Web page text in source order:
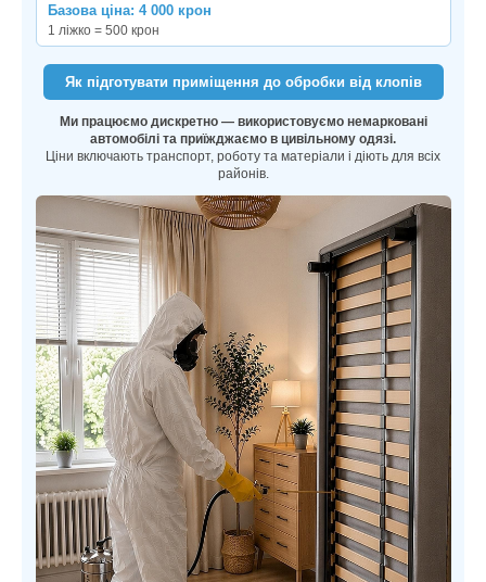
Базова ціна: 4 000 крон
1 ліжко = 500 крон
Як підготувати приміщення до обробки від клопів
Ми працюємо дискретно — використовуємо немарковані
автомобілі та приїжджаємо в цивільному одязі.
Ціни включають транспорт, роботу та матеріали і діють для всіх
районів.